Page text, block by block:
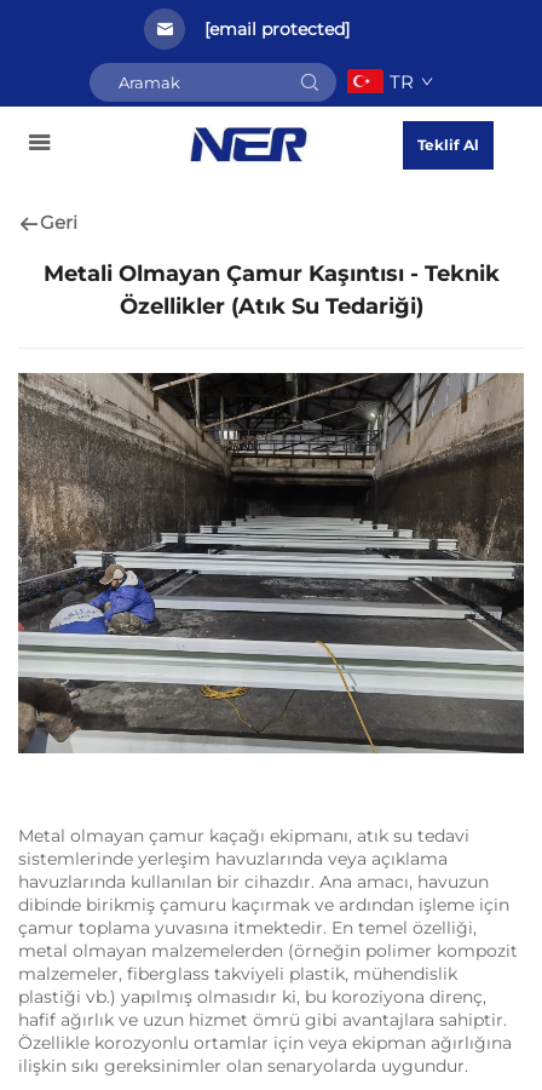
[email protected]
TR
Teklif Al
Geri
Metali Olmayan Çamur Kaşıntısı - Teknik
Özellikler (Atık Su Tedariği)
Metal olmayan çamur kaçağı ekipmanı, atık su tedavi
sistemlerinde yerleşim havuzlarında veya açıklama
havuzlarında kullanılan bir cihazdır. Ana amacı, havuzun
dibinde birikmiş çamuru kaçırmak ve ardından işleme için
çamur toplama yuvasına itmektedir. En temel özelliği,
metal olmayan malzemelerden (örneğin polimer kompozit
malzemeler, fiberglass takviyeli plastik, mühendislik
plastiği vb.) yapılmış olmasıdır ki, bu koroziyona direnç,
hafif ağırlık ve uzun hizmet ömrü gibi avantajlara sahiptir.
Özellikle korozyonlu ortamlar için veya ekipman ağırlığına
ilişkin sıkı gereksinimler olan senaryolarda uygundur.